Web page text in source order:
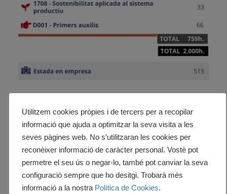
Descarregar:
INICI EL SETEMBRE
Utilitzem cookies pròpies i de tercers per a recopilar
informació que ajuda a optimitzar la seva visita a les
seves pàgines web. No s'utilitzaran les cookies per
reconèixer informació de caràcter personal. Vostè pot
permetre el seu ús o negar-lo, també pot canviar la seva
configuració sempre que ho desitgi. Trobarà més
informació a la nostra Política de Cookies.